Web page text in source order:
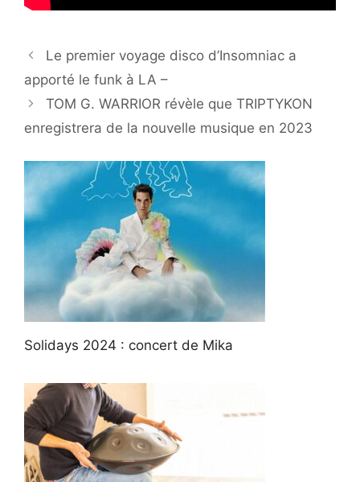
Le premier voyage disco d’Insomniac a
apporté le funk à LA –
TOM G. WARRIOR révèle que TRIPTYKON
enregistrera de la nouvelle musique en 2023
Solidays 2024 : concert de Mika